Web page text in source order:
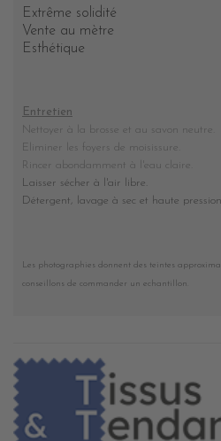
Extrême solidité
Vente au mètre
Esthétique
Entretien
Nettoyer à la brosse et au savon neutre.
Eliminer les foyers de moisissure.
Rincer abondamment à l'eau claire.
Laisser sécher à l'air libre.
Détergent, lavage à sec et haute
Les photographies donnent des teintes
conseillons de commander un echantillon.